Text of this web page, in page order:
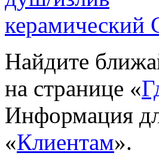
Найдите
на странице «
Информация
«Клиентам».